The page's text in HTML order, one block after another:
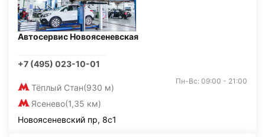
Автосервис Новоясеневская
+7 (495) 023-10-01
Тёплый Стан(930 м)
Ясенево(1,35 км)
Пн-Вс: 09:00 - 21:00
Новоясеневский пр, 8с1